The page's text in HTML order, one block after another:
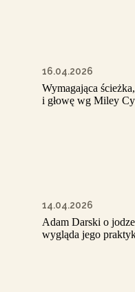
16.04.2026
Wymagająca
i głowę wg Miley
14.04.2026
Adam Darski o
wygląda jego